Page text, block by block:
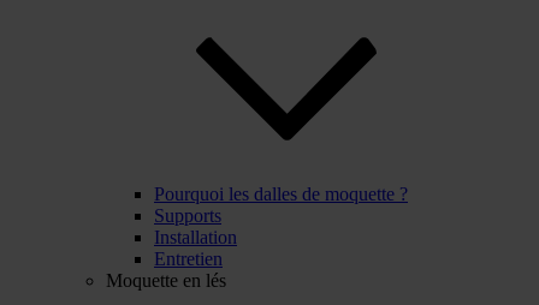
Pourquoi les dalles de moquette ?
Supports
Installation
Entretien
Moquette en lés